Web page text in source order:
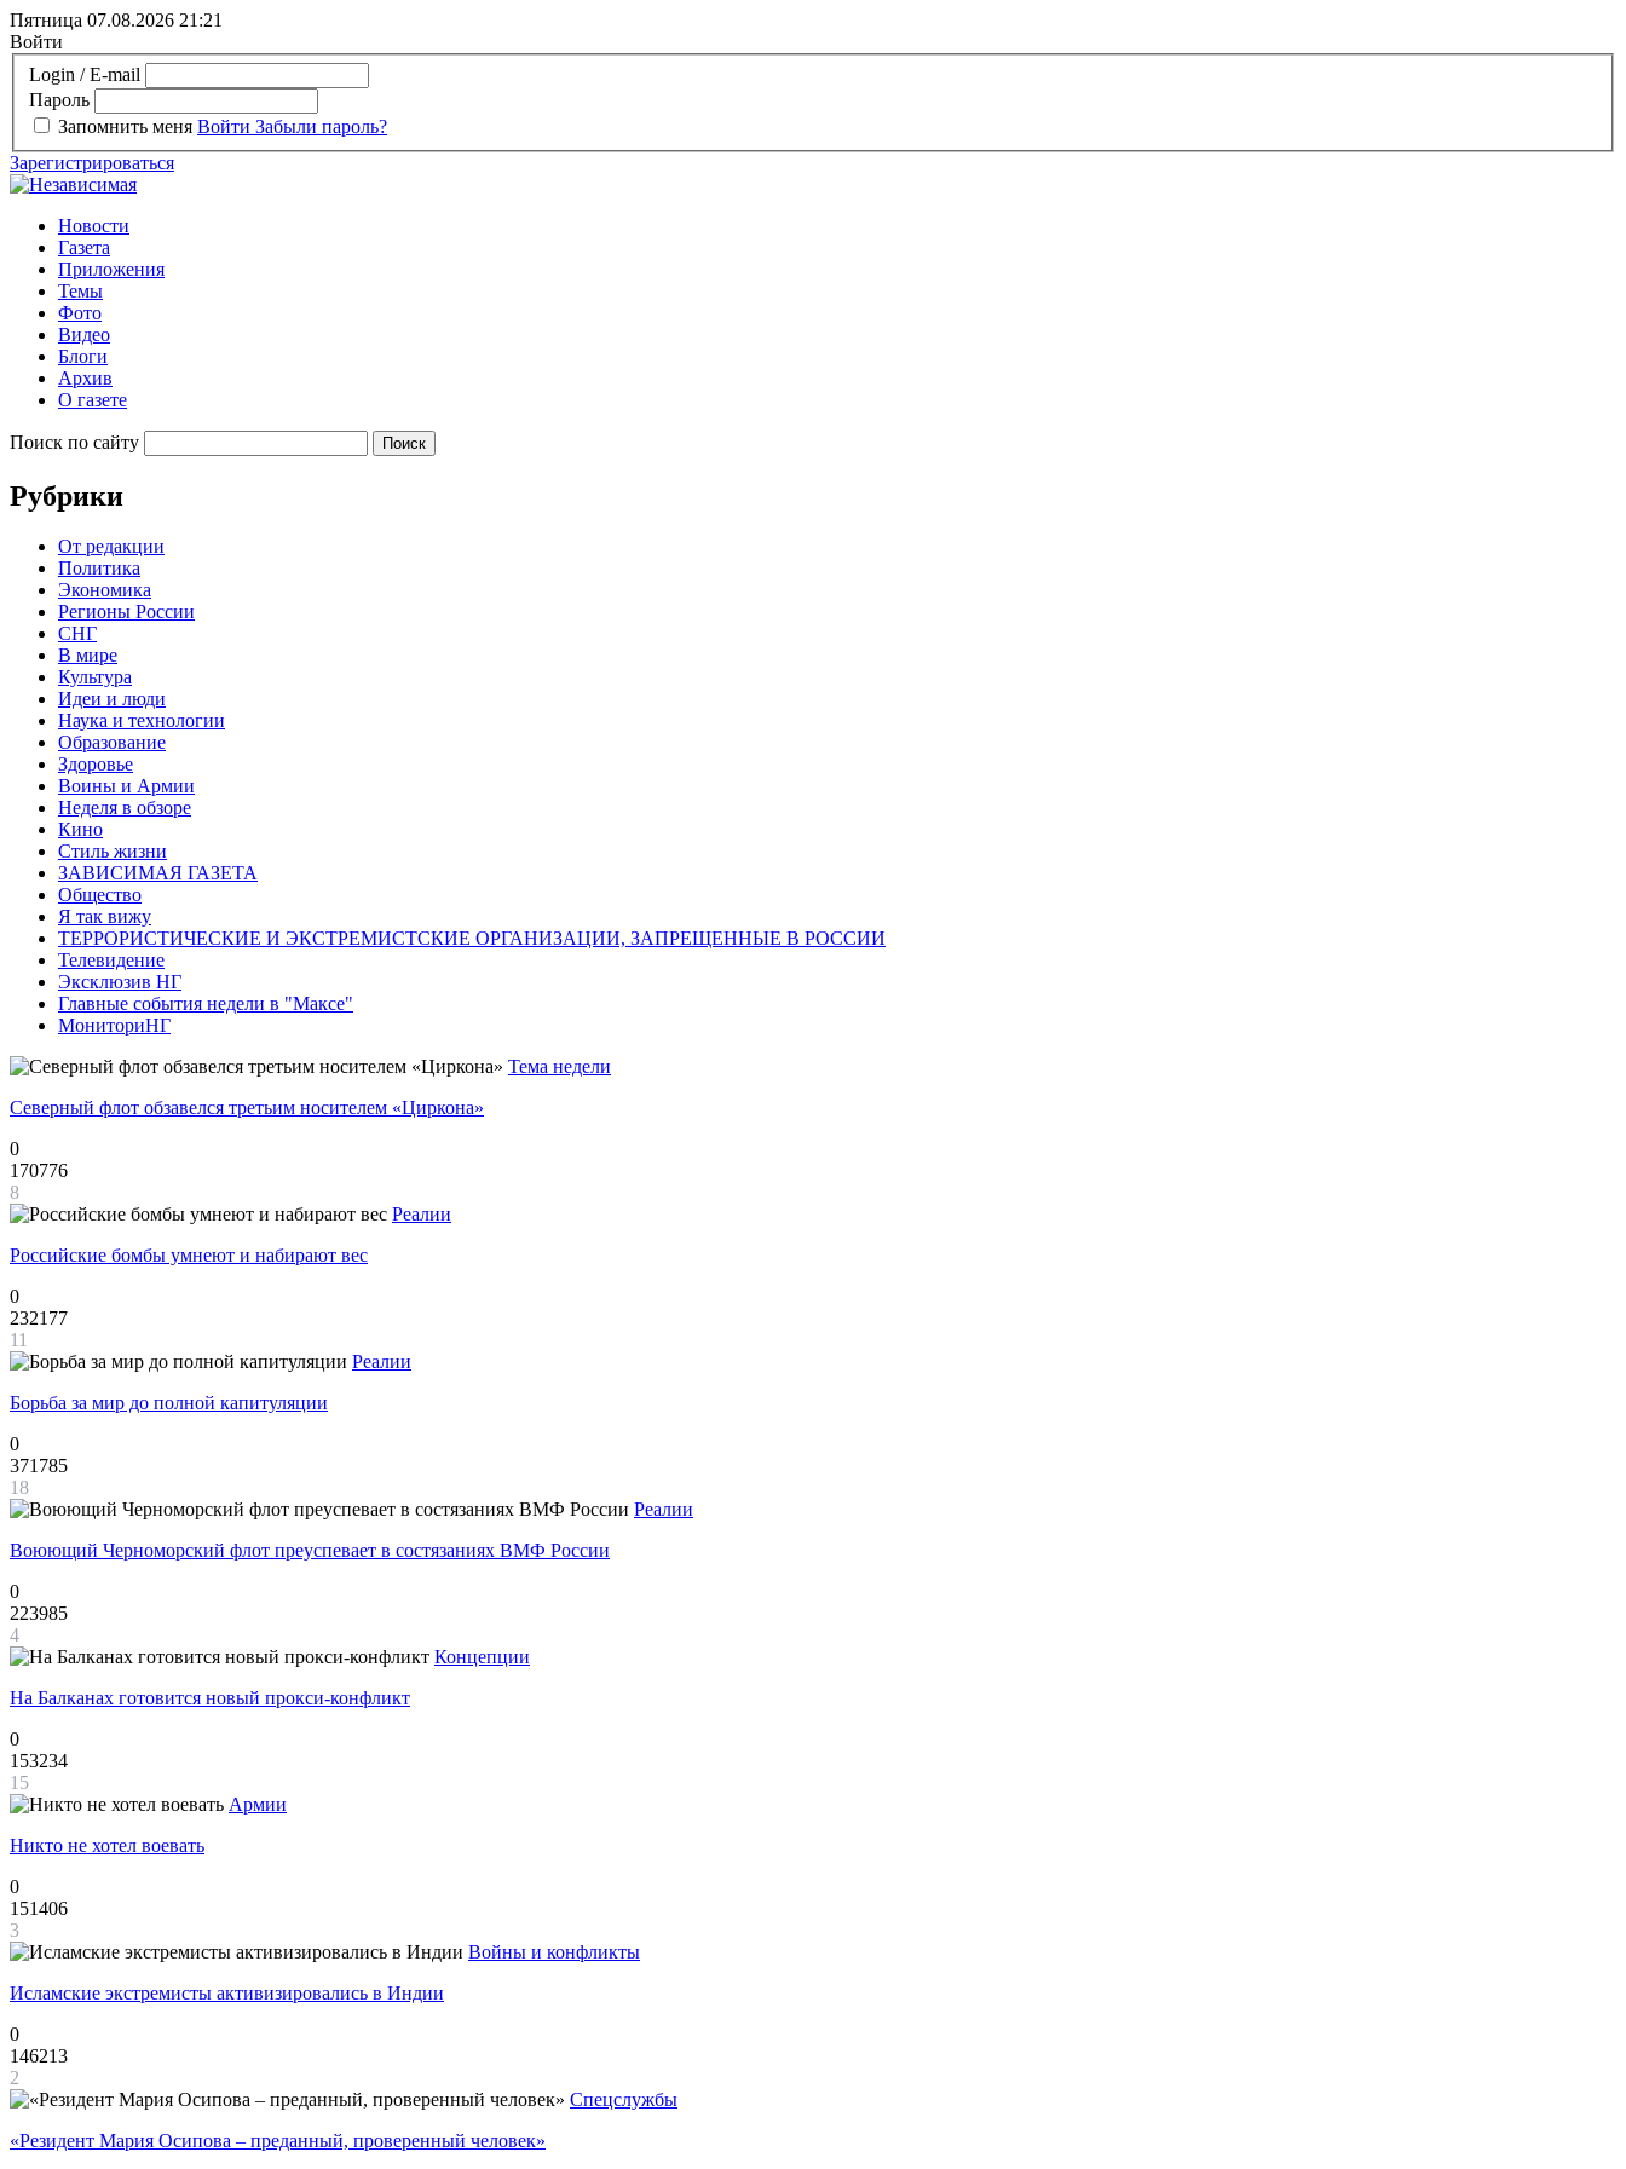
Пятница 07.08.2026 21:21
Войти
Login / E-mail
Пароль
Запомнить меня Войти Забыли пароль?
Зарегистрироваться
Новости
Газета
Приложения
Темы
Фото
Видео
Блоги
Архив
О газете
Поиск по сайту
Рубрики
От редакции
Политика
Экономика
Регионы России
СНГ
В мире
Культура
Идеи и люди
Наука и технологии
Образование
Здоровье
Воины и Армии
Неделя в обзоре
Кино
Стиль жизни
ЗАВИСИМАЯ ГАЗЕТА
Общество
Я так вижу
ТЕРРОРИСТИЧЕСКИЕ И ЭКСТРЕМИСТСКИЕ ОРГАНИЗАЦИИ, ЗАПРЕЩЕННЫЕ В РОССИИ
Телевидение
Эксклюзив НГ
Главные события недели в "Максе"
МониториНГ
Тема недели
Северный флот обзавелся третьим носителем «Циркона»
0
170776
8
Реалии
Российские бомбы умнеют и набирают вес
0
232177
11
Реалии
Борьба за мир до полной капитуляции
0
371785
18
Реалии
Воюющий Черноморский флот преуспевает в состязаниях ВМФ России
0
223985
4
Концепции
На Балканах готовится новый прокси-конфликт
0
153234
15
Армии
Никто не хотел воевать
0
151406
3
Войны и конфликты
Исламские экстремисты активизировались в Индии
0
146213
2
Спецслужбы
«Резидент Мария Осипова – преданный, проверенный человек»